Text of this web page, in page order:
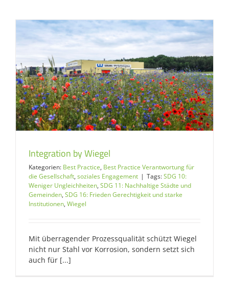
Integration by Wiegel
Kategorien: Best Practice, Best Practice Verantwortung für
die Gesellschaft, soziales Engagement | Tags:SDG 10:
Weniger Ungleichheiten, SDG 11: Nachhaltige Städte und
Gemeinden, SDG 16: Frieden Gerechtigkeit und starke
Institutionen, Wiegel
Mit überragender Prozessqualität schützt Wiegel
nicht nur Stahl vor Korrosion, sondern setzt sich
auch für [...]